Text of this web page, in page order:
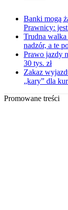
Banki mogą
Prawnicy:
Trudna
nadzór, a te
Prawo jazdy
30 tys. zł
Zakaz
„kary” dla
Promowane treści